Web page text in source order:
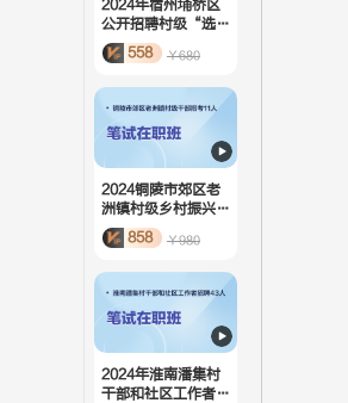
2024年宿州埇桥区
公开招聘村级“选
青”后备干部214
人-笔试在职班
558 ￥680
2024铜陵市郊区老
洲镇村级乡村振兴专
干、后备干部招考1
1人-笔试在职班
858 ￥980
2024年淮南潘集村
干部和社区工作者招